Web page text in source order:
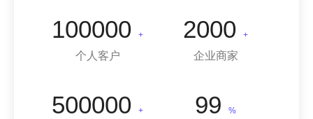
100000 +
个人客户
2000 +
企业商家
500000 + 99 %